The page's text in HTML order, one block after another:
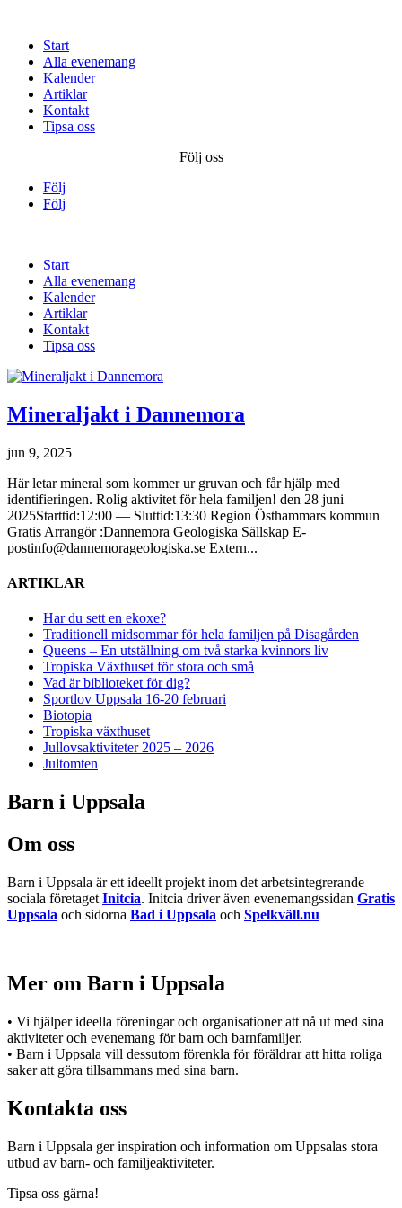
Start
Alla evenemang
Kalender
Artiklar
Kontakt
Tipsa oss
Följ oss
Följ
Följ
Start
Alla evenemang
Kalender
Artiklar
Kontakt
Tipsa oss
Mineraljakt i Dannemora
jun 9, 2025
Här letar mineral som kommer ur gruvan och får hjälp med
identifieringen. Rolig aktivitet för hela familjen! den 28 juni
2025Starttid:12:00 — Sluttid:13:30 Region Östhammars kommun
Gratis Arrangör :Dannemora Geologiska Sällskap E-
postinfo@dannemorageologiska.se Extern...
ARTIKLAR
Har du sett en ekoxe?
Traditionell midsommar för hela familjen på Disagården
Queens – En utställning om två starka kvinnors liv
Tropiska Växthuset för stora och små
Vad är biblioteket för dig?
Sportlov Uppsala 16-20 februari
Biotopia
Tropiska växthuset
Jullovsaktiviteter 2025 – 2026
Jultomten
Barn i Uppsala
Om oss
Barn i Uppsala är ett ideellt projekt inom det arbetsintegrerande
sociala företaget Initcia. Initcia driver även evenemangssidan Gratis
Uppsala och sidorna Bad i Uppsala och Spelkväll.nu
Mer om Barn i Uppsala
• Vi hjälper ideella föreningar och organisationer att nå ut med sina
aktiviteter och evenemang för barn och barnfamiljer.
• Barn i Uppsala vill dessutom förenkla för föräldrar att hitta roliga
saker att göra tillsammans med sina barn.
Kontakta oss
Barn i Uppsala ger inspiration och information om Uppsalas stora
utbud av barn- och familjeaktiviteter.
Tipsa oss gärna!